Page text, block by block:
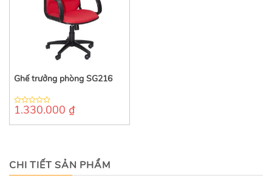
Ghế trưởng phòng SG216
0
of
1.330.000 ₫
CHI TIẾT SẢN PHẨM